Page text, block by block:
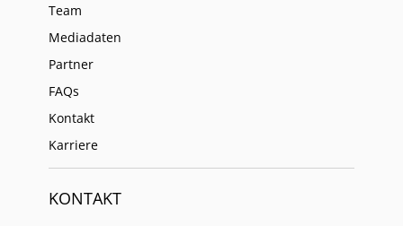
Team
Mediadaten
Partner
FAQs
Kontakt
Karriere
KONTAKT